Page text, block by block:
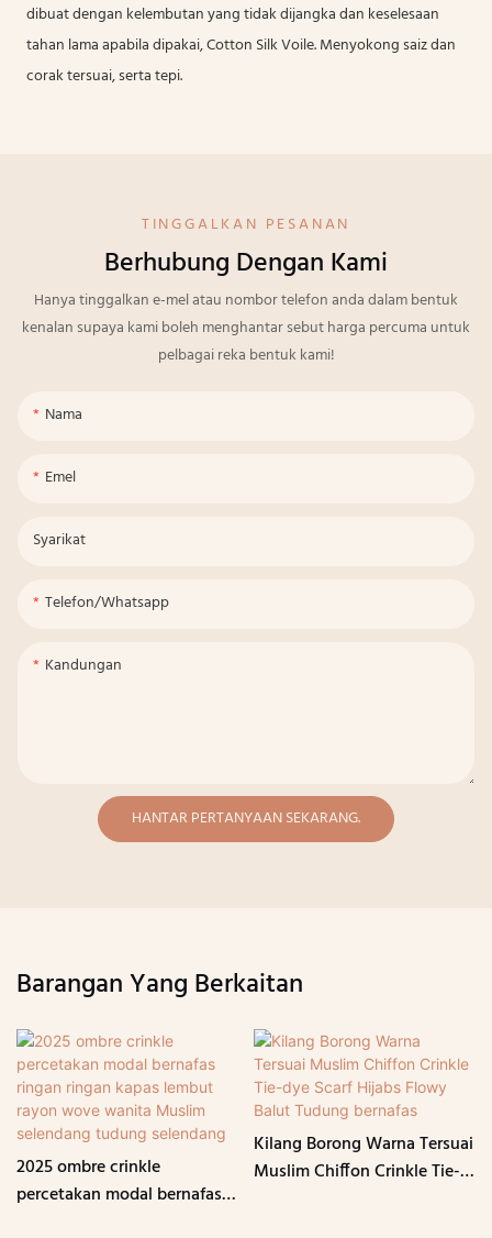
dibuat dengan kelembutan yang tidak dijangka dan keselesaan
tahan lama apabila dipakai, Cotton Silk Voile. Menyokong saiz dan
corak tersuai, serta tepi.
TINGGALKAN PESANAN
Berhubung Dengan Kami
Hanya tinggalkan e-mel atau nombor telefon anda dalam bentuk
kenalan supaya kami boleh menghantar sebut harga percuma untuk
pelbagai reka bentuk kami!
Nama
Emel
Syarikat
Telefon/whatsapp
Kandungan
HANTAR PERTANYAAN SEKARANG.
Barangan Yang Berkaitan
2025 ombre crinkle
percetakan modal bernafas
Kilang Borong Warna Tersuai
Muslim Chiffon Crinkle Tie-